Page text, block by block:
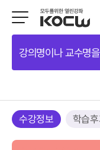
강의명이나 교수명
수강정보 학습